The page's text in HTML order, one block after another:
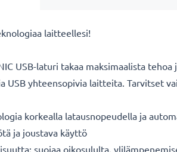
laitteellesi!
USB-laturi takaa maksimaalista
USB yhteensopivia laitteita. Tarvitset
korkealla latausnopeudella ja
ja joustava käyttö
suojaa oikosululta,